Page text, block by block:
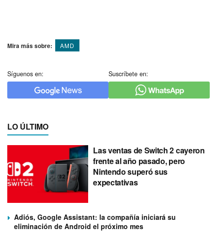
Mira más sobre: AMD
Síguenos en: Suscríbete en:
LO ÚLTIMO
Las ventas de Switch 2 cayeron
frente al año pasado, pero
Nintendo superó sus
expectativas
Adiós, Google Assistant: la compañía iniciará su
eliminación de Android el próximo mes